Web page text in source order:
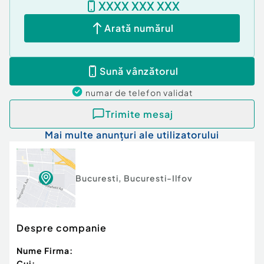
Se acceptă plata din surse proprii sau prin credit
Oferim consultanță și sprijin pe tot parcursul
Pentru mai multe informații sau pentru
programarea unei vizionări, vă stăm la dispoziție.
Confort:1
Bloc de apartamente
Număr Băi:
Posibilitate parcare: Nu
XXXX XXX XXX
Arată numărul
Sună vânzătorul
numar de telefon validat
Trimite mesaj
Mai multe anunțuri ale utilizatorului
Bucuresti, Bucuresti-Ilfov
Despre companie
Nume Firma: